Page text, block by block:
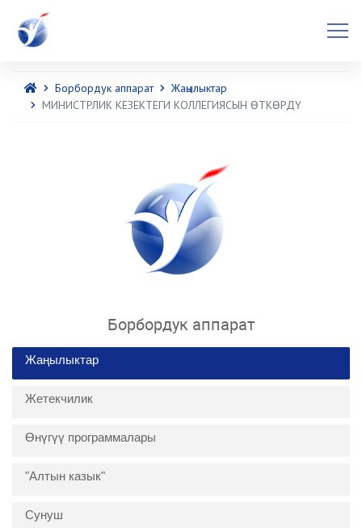
Борбордук аппарат
Жаңылыктар
МИНИСТРЛИК КЕЗЕКТЕГИ КОЛЛЕГИЯСЫН ӨТКӨРДҮ
Борбордук аппарат
Жаңылыктар
Жетекчилик
Өнүгүү программалары
"Алтын казык"
Сунуш